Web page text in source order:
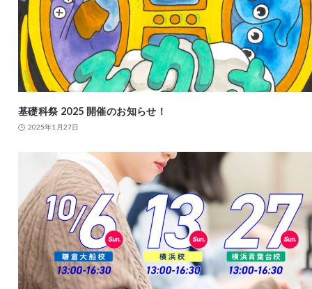
基礎科祭 2025 開催のお知らせ！
2025年1月27日